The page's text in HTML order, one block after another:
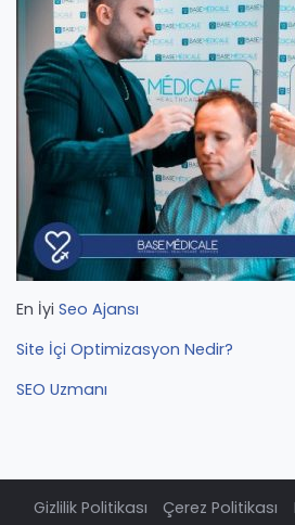
En İyi Seo Ajansı
Site İçi Optimizasyon Nedir?
SEO Uzmanı
Gizlilik Politikası Çerez Politikası